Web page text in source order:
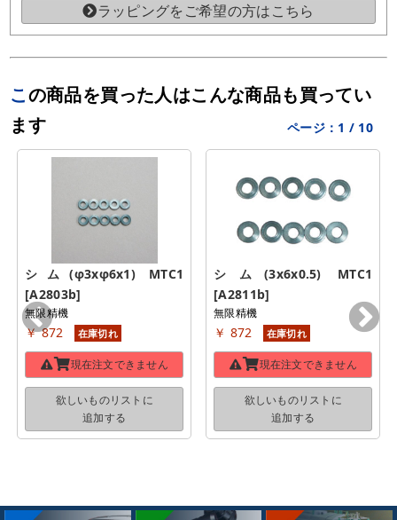
ラッピングをご希望の方はこちら
この商品を買った人はこんな商品も買ってい
ます
ページ： 1 / 10
シム(φ3xφ6x1) MTC1
[A2803b]
無限精機
￥ 872 在庫切れ
現在注文できません
欲しいものリストに
追加する
シム(3x6x0.5) MTC1
[A2811b]
無限精機
￥ 872 在庫切れ
現在注文できません
欲しいものリストに
追加する